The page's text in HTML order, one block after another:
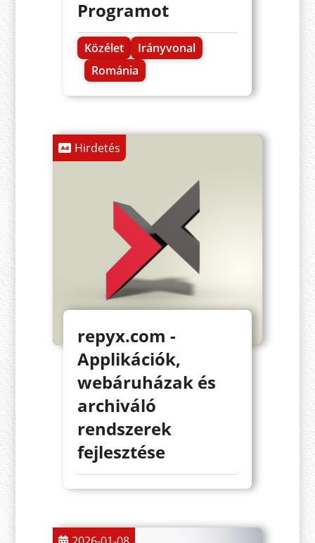
Programot
Közélet
Irányvonal
Románia
Hirdetés
repyx.com -
Applikációk,
webáruházak és
archiváló
rendszerek
fejlesztése